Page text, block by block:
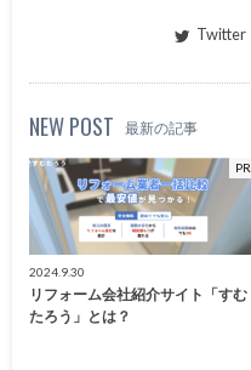
Twitter
NEW POST 最新の記事
PR
2024.9.30
リフォーム会社紹介サイト「すむ
たろう」とは？